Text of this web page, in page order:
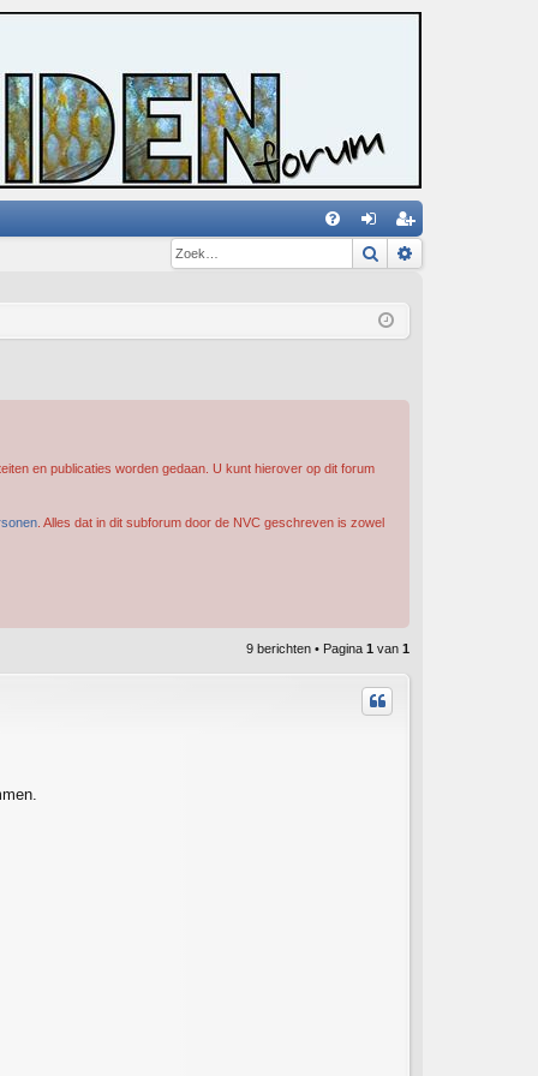
an
n
eg
Zoek
en publicaties worden gedaan. U kunt hierover op dit forum
. Alles dat in dit subforum door de NVC geschreven is zowel
9 berichten • Pagina 1 van 1